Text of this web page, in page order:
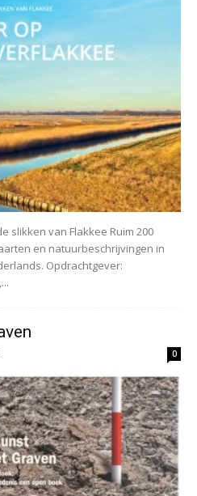
slikken van Flakkee Ruim 200
en natuurbeschrijvingen in
Opdrachtgever:
0